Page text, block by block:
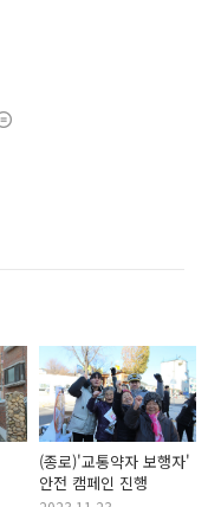
(종로)'교통약자 보행자'
안전 캠페인 진행